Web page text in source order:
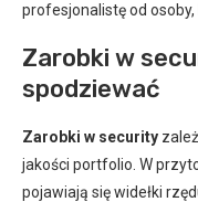
profesjonalistę od osoby,
Zarobki w
spodziewać
Zarobki w security
jakości portfolio. W
pojawiają się widełki